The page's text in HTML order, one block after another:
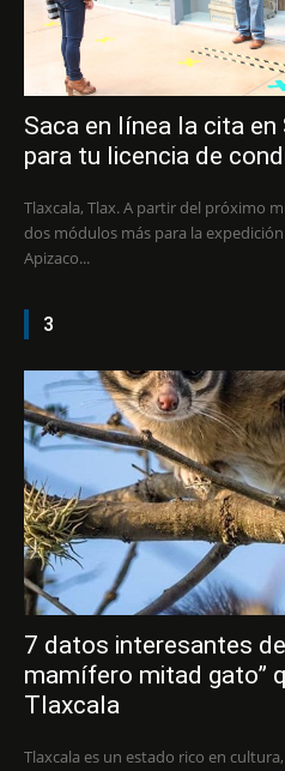
Saca en línea la cita
para tu licencia de
Tlaxcala, Tlax. A partir del próximo
dos módulos más para la
Apizaco...
3
7 datos interesantes
mamífero mitad gato”
Tlaxcala
Tlaxcala es un estado rico en